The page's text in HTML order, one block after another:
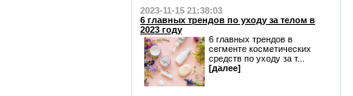
2023-11-15 21:38:03
6 главных трендов по уходу за телом в
2023 году
6 главных трендов в
сегменте косметических
средств по уходу за т...
[далее]